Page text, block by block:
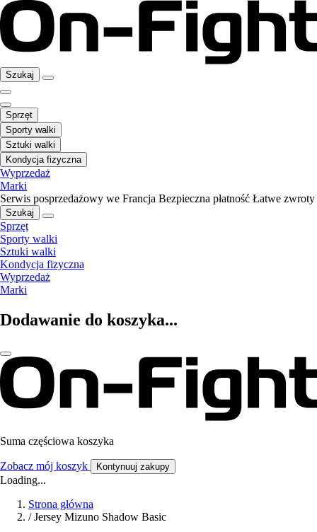
Szukaj
Sprzęt
Sporty walki
Sztuki walki
Kondycja fizyczna
Wyprzedaż
Marki
Serwis posprzedażowy we Francja Bezpieczna płatność Łatwe zwroty
Szukaj
Sprzęt
Sporty walki
Sztuki walki
Kondycja fizyczna
Wyprzedaż
Marki
Dodawanie do koszyka...
Suma częściowa koszyka
Zobacz mój koszyk Kontynuuj zakupy
Loading...
Strona główna
/ Jersey Mizuno Shadow Basic